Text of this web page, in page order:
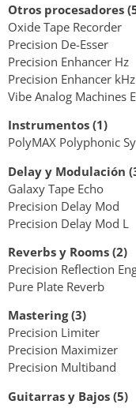
Otros procesadores
Oxide Tape Recorder
Precision De-Esser
Precision Enhancer Hz
Precision Enhancer kHz
Vibe Analog Machines
Instrumentos (1)
PolyMAX Polyphonic
Delay y Modulación
Galaxy Tape Echo
Precision Delay Mod
Precision Delay Mod L
Reverbs y Rooms (2)
Precision Reflection
Pure Plate Reverb
Mastering (3)
Precision Limiter
Precision Maximizer
Precision Multiband
Guitarras y Bajos (5)